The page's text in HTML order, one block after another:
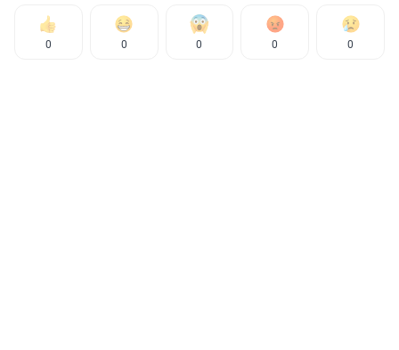
0 0 0 0 0